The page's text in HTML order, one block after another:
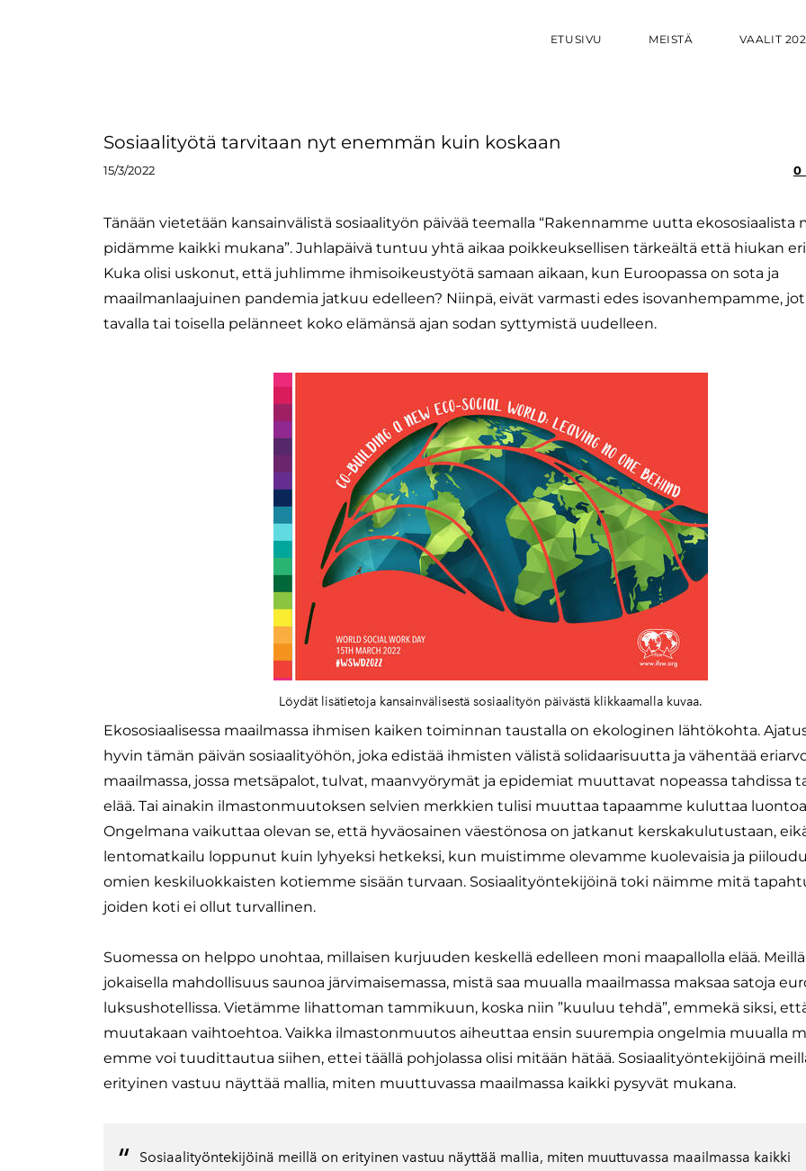
ETUSIVU MEISTÄ VAALIT
Sosiaalityötä tarvitaan nyt enemmän kuin koskaan
15/3/2022 0
Tänään vietetään kansainvälistä sosiaalityön päivää teemalla “Rakennamme uutta ekososiaalista
pidämme kaikki mukana”. Juhlapäivä tuntuu yhtä aikaa poikkeuksellisen tärkeältä että hiukan
Kuka olisi uskonut, että juhlimme ihmisoikeustyötä samaan aikaan, kun Euroopassa on sota ja
maailmanlaajuinen pandemia jatkuu edelleen? Niinpä, eivät varmasti edes isovanhempamme,
tavalla tai toisella pelänneet koko elämänsä ajan sodan syttymistä uudelleen.
Löydät lisätietoja kansainvälisestä sosiaalityön päivästä klikkaamalla kuvaa.
Ekososiaalisessa maailmassa ihmisen kaiken toiminnan taustalla on ekologinen lähtökohta.
hyvin tämän päivän sosiaalityöhön, joka edistää ihmisten välistä solidaarisuutta ja vähentää
maailmassa, jossa metsäpalot, tulvat, maanvyörymät ja epidemiat muuttavat nopeassa tahdissa
elää. Tai ainakin ilmastonmuutoksen selvien merkkien tulisi muuttaa tapaamme kuluttaa
Ongelmana vaikuttaa olevan se, että hyväosainen väestönosa on jatkanut kerskakulutustaan,
lentomatkailu loppunut kuin lyhyeksi hetkeksi, kun muistimme olevamme kuolevaisia ja
omien keskiluokkaisten kotiemme sisään turvaan. Sosiaalityöntekijöinä toki näimme mitä
joiden koti ei ollut turvallinen.
Suomessa on helppo unohtaa, millaisen kurjuuden keskellä edelleen moni maapallolla elää.
jokaisella mahdollisuus saunoa järvimaisemassa, mistä saa muualla maailmassa maksaa satoja
luksushotellissa. Vietämme lihattoman tammikuun, koska niin ”kuuluu tehdä”, emmekä siksi,
muutakaan vaihtoehtoa. Vaikka ilmastonmuutos aiheuttaa ensin suurempia ongelmia muualla
emme voi tuudittautua siihen, ettei täällä pohjolassa olisi mitään hätää. Sosiaalityöntekijöinä
erityinen vastuu näyttää mallia, miten muuttuvassa maailmassa kaikki pysyvät mukana.
Sosiaalityöntekijöinä meillä on erityinen vastuu näyttää mallia, miten muuttuvassa maailmassa kaikki